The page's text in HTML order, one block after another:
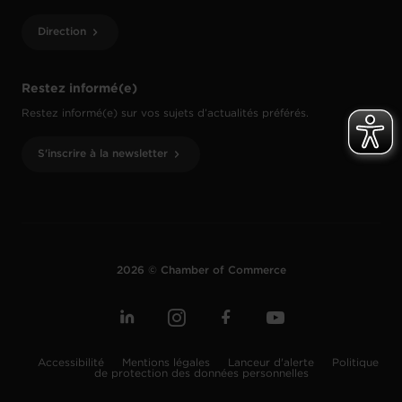
Restez informé(e)
Restez informé(e) sur vos sujets d’actualités préférés.
S'inscrire à la newsletter
Direction
2026 © Chamber of Commerce
Accessibilité Mentions légales Lanceur d'alerte
Politique
de protection des données personnelles